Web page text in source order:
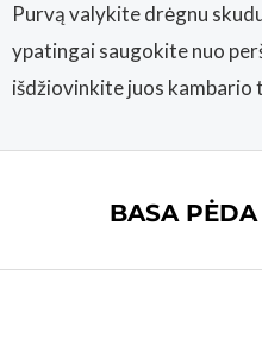
Purvą valykite drėgnu
ypatingai saugokite nuo
išdžiovinkite juos kambario
BASA